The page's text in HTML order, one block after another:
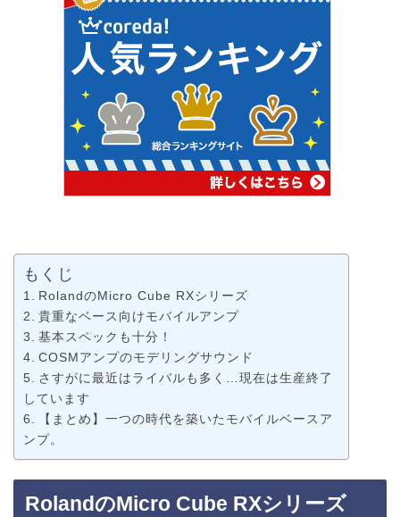
もくじ
RolandのMicro Cube RXシリーズ
貴重なベース向けモバイルアンプ
基本スペックも十分！
COSMアンプのモデリングサウンド
さすがに最近はライバルも多く…現在は生産終了
しています
【まとめ】一つの時代を築いたモバイルベースア
ンプ。
RolandのMicro Cube RXシリーズ